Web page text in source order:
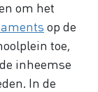
om het
op de
toe,
inheemse
In de